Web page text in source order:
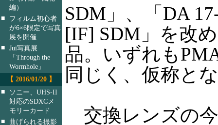
編）
■
フィルム初心者
が6×6限定で写真
展を開催
■ Jui写真展
「Through the
Wormhole」
【 2016/01/20 】
■
ソニー、UHS-II
対応のSDXCメ
モリーカード
■
曲げられる撮影
SDM」、「DA
[IF] SDM」を改
品。いずれも
同じく、仮称と
交換レンズの